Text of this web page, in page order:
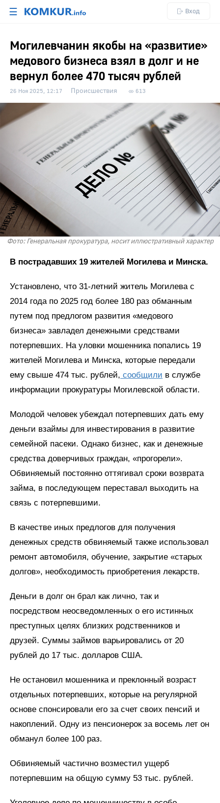
☰ Вход
Могилевчанин якобы на «развитие»
медового бизнеса взял в долг и не
вернул более 470 тысяч рублей
26 Ноя 2025, 12:17 Происшествия 613
Фото: Генеральная прокуратура, носит иллюстративный характер
В пострадавших 19 жителей Могилева и Минска.
Установлено, что 31-летний житель Могилева с
2014 года по 2025 год более 180 раз обманным
путем под предлогом развития «медового
бизнеса» завладел денежными средствами
потерпевших. На уловки мошенника попались 19
жителей Могилева и Минска, которые передали
ему свыше 474 тыс. рублей, сообщили в службе
информации прокуратуры Могилевской области.
Молодой человек убеждал потерпевших дать ему
деньги взаймы для инвестирования в развитие
семейной пасеки. Однако бизнес, как и денежные
средства доверчивых граждан, «прогорели».
Обвиняемый постоянно оттягивал сроки возврата
займа, в последующем переставал выходить на
связь с потерпевшими.
В качестве иных предлогов для получения
денежных средств обвиняемый также использовал
ремонт автомобиля, обучение, закрытие «старых
долгов», необходимость приобретения лекарств.
Деньги в долг он брал как лично, так и
посредством неосведомленных о его истинных
преступных целях близких родственников и
друзей. Суммы займов варьировались от 20
рублей до 17 тыс. долларов США.
Не остановил мошенника и преклонный возраст
отдельных потерпевших, которые на регулярной
основе спонсировали его за счет своих пенсий и
накоплений. Одну из пенсионерок за восемь лет он
обманул более 100 раз.
Обвиняемый частично возместил ущерб
потерпевшим на общую сумму 53 тыс. рублей.